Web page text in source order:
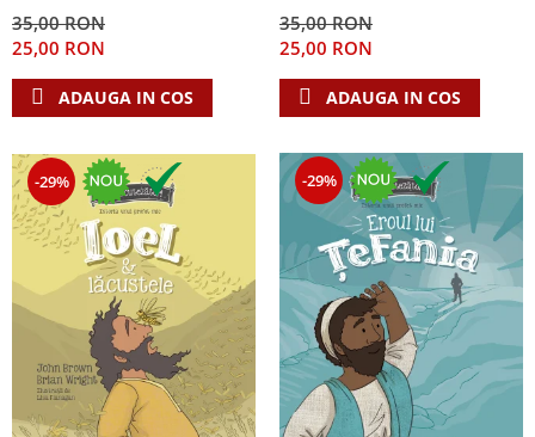
Dezvoltare personala
Mediu
35,00 RON
25,00 RON
ADAUGA IN COS
35,00 RON
25,00 RON
ADAUGA IN COS
-29% -29%